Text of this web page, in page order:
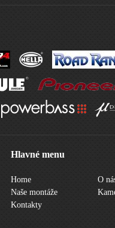
Hlavné menu
Home
O
Naše montáže
Kontakty